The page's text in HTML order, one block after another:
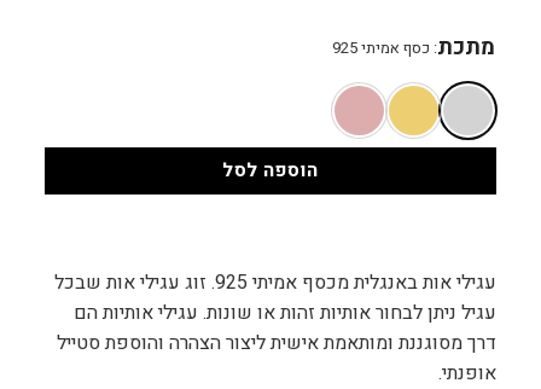
מתכת: כסף אמיתי 925
הוספה לסל
עגילי אות באנגלית מכסף אמיתי 925. זוג עגילי אות שבכל
עגיל ניתן לבחור אותיות זהות או שונות. עגילי אותיות הם
דרך מסוגננת ומותאמת אישית ליצור הצהרה והוספת סטייל
אופנתי.